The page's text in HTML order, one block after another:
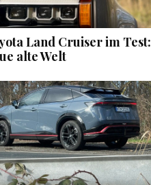
Land Cruiser im Test:
alte Welt